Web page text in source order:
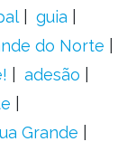
guia
do Norte
adesão
Grande